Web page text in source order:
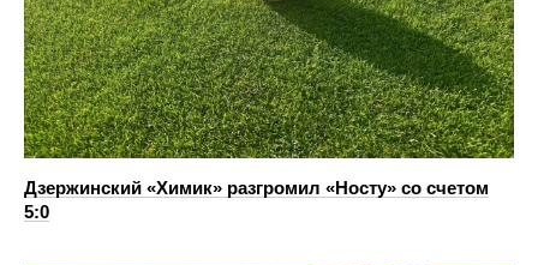
Дзержинский «Химик» разгромил «Носту» со счетом
5:0